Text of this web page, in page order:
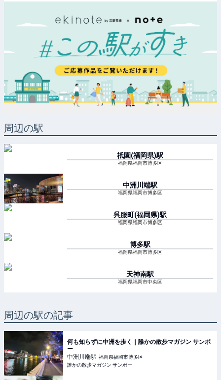
周辺の駅
祇園(福岡県)駅
福岡県福岡市博多区
中洲川端駅
福岡県福岡市博多区
呉服町(福岡県)駅
福岡県福岡市博多区
博多駅
福岡県福岡市博多区
天神南駅
福岡県福岡市中央区
周辺の駅の記事
何も知らずに中洲を歩く｜誰かの散歩マガジン サンポ
ー
中洲川端駅 福岡県福岡市博多区
誰かの散歩マガジン サンポー